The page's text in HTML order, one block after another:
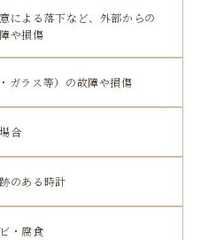
による落下など、外部からの
や損傷
ガラス等）の故障や損傷
合
のある時計
・腐食